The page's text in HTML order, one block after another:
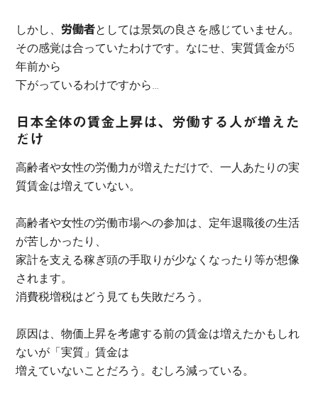
しかし、 労働者としては景気の良さを感じていません。
その感覚は合っていたわけです。なにせ、実質賃金が5
年前から
下がっているわけですから…
日本全体の賃金上昇は、労働する人が増えた
だけ
高齢者や女性の労働力が増えただけで、一人あたりの実
質賃金は増えていない。
高齢者や女性の労働市場への参加は、定年退職後の生活
が苦しかったり、
家計を支える稼ぎ頭の手取りが少なくなったり等が想像
されます。
消費税増税はどう見ても失敗だろう。
原因は、物価上昇を考慮する前の賃金は増えたかもしれ
ないが「実質」賃金は
増えていないことだろう。むしろ減っている。